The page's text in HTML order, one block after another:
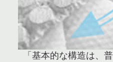
「基本的な構造は、